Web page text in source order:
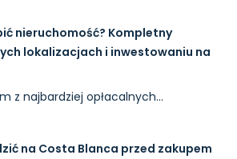
nieruchomość? Kompletny
lokalizacjach i inwestowaniu na
z najbardziej opłacalnych…
na Costa Blanca przed zakupem